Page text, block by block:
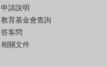
申請說明
教育基金會查詢
答客問
相關文件